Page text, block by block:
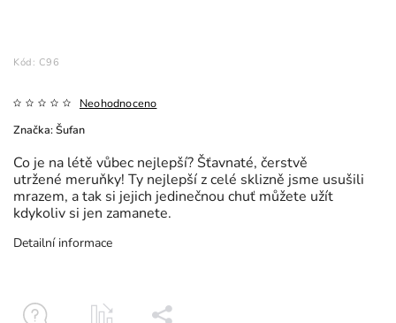
Kód: C96
Neohodnoceno
Značka:Šufan
Co je na létě vůbec nejlepší? Šťavnaté, čerstvě
utržené meruňky! Ty nejlepší z celé sklizně jsme usušili
mrazem, a tak si jejich jedinečnou chuť můžete užít
kdykoliv si jen zamanete.
Detailní informace